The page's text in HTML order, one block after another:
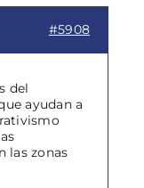
#5908
del
ayudan a
las zonas